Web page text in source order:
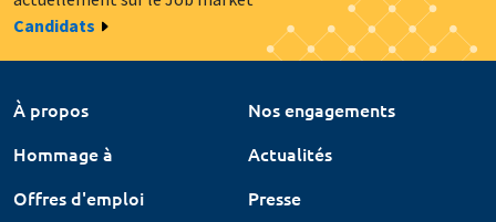
Candidats
À propos
Nos engagements
Hommage à
Actualités
Offres d'emploi
Presse